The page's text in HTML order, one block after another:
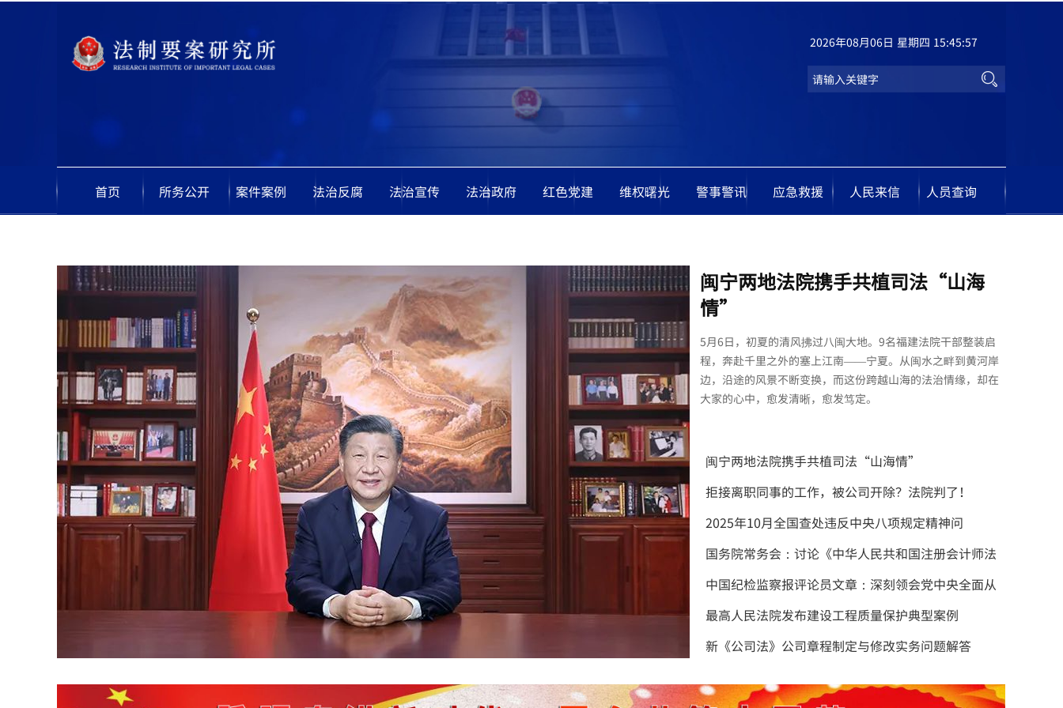
2026年08月06日 星期四 15:45:58
首页 所务公开 案件案例 法治反腐 法治宣传 法治政府 红色党建 维权曙光 警事警讯 应急救援 人民来信 人员查询
闽宁两地法院携手共植司法“山海
情”
5月6日，初夏的清风拂过八闽大地。9名福建法院干部整装启
程，奔赴千里之外的塞上江南——宁夏。从闽水之畔到黄河岸
边，沿途的风景不断变换，而这份跨越山海的法治情缘，却在
大家的心中，愈发清晰，愈发笃定。
闽宁两地法院携手共植司法“山海情”
拒接离职同事的工作，被公司开除？法院判了！
2025年10月全国查处违反中央八项规定精神问
国务院常务会：讨论《中华人民共和国注册会计师法
中国纪检监察报评论员文章：深刻领会党中央全面从
最高人民法院发布建设工程质量保护典型案例
新《公司法》公司章程制定与修改实务问题解答